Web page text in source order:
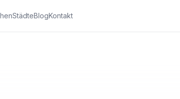
StädteBlogKontakt